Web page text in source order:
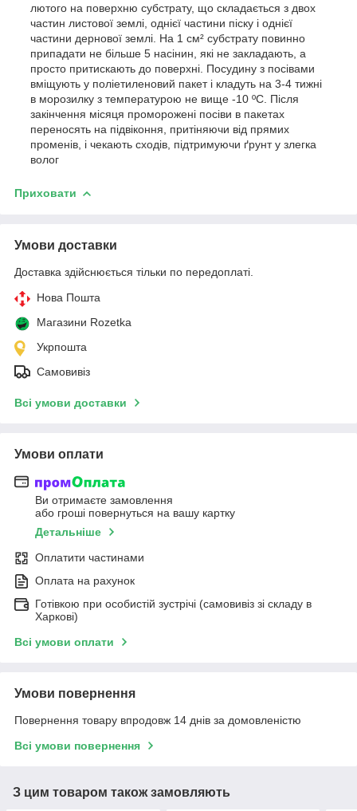
лютого на поверхню субстрату, що складається з двох
частин листової землі, однієї частини піску і однієї
частини дернової землі. На 1 см² субстрату повинно
припадати не більше 5 насінин, які не закладають, а
просто притискають до поверхні. Посудину з посівами
вміщують у поліетиленовий пакет і кладуть на 3-4 тижні
в морозилку з температурою не вище -10 ºC. Після
закінчення місяця проморожені посіви в пакетах
переносять на підвіконня, притіняючи від прямих
променів, і чекають сходів, підтримуючи ґрунт у злегка
волог
Приховати
Умови доставки
Доставка здійснюється тільки по передоплаті.
Нова Пошта
Магазини Rozetka
Укрпошта
Самовивіз
Всі умови доставки
Умови оплати
Ви отримаєте замовлення
або гроші повернуться на вашу картку
Детальніше
Оплатити частинами
Оплата на рахунок
Готівкою при особистій зустрічі (самовивіз зі складу в
Харкові)
Всі умови оплати
Умови повернення
Повернення товару впродовж 14 днів за домовленістю
Всі умови повернення
З цим товаром також замовляють